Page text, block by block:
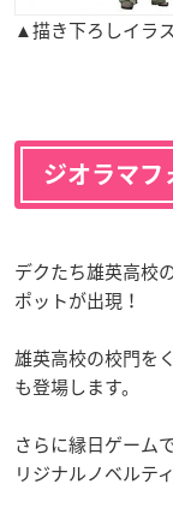
▲描き下ろしイラ
ジオラマフ
デクたち雄英高校
ポットが出現！
雄英高校の校門を
も登場します。
さらに縁日ゲーム
リジナルノベルテ